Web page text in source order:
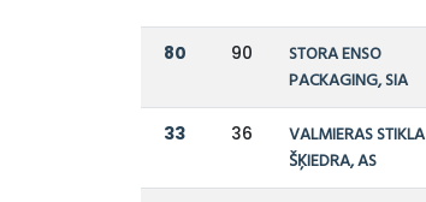
80 90
STORA ENSO
PACKAGING, SIA
33 36
VALMIERAS STIKLA
ŠĶIEDRA, AS